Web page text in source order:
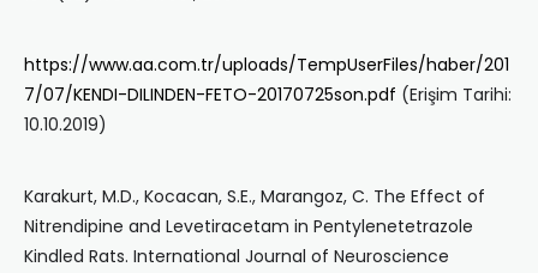
https://www.aa.com.tr/uploads/TempUserFiles/haber/201
7/07/KENDI-DILINDEN-FETO-20170725son.pdf (Erişim Tarihi:
10.10.2019)
Karakurt, M.D., Kocacan, S.E., Marangoz, C. The Effect of
Nitrendipine and Levetiracetam in Pentylenetetrazole
Kindled Rats. International Journal of Neuroscience